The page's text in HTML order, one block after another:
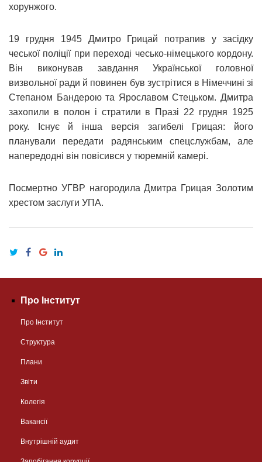
хорунжого.
19 грудня 1945 Дмитро Грицай потрапив у засідку
чеської поліції при переході чесько-німецького кордону.
Він виконував завдання Української головної
визвольної ради й повинен був зустрітися в Німеччині зі
Степаном Бандерою та Ярославом Стецьком. Дмитра
захопили в полон і стратили в Празі 22 грудня 1925
року. Існує й інша версія загибелі Грицая: його
планували передати радянським спецслужбам, але
напередодні він повісився у тюремній камері.
Посмертно УГВР нагородила Дмитра Грицая Золотим
хрестом заслуги УПА.
Про Інститут
Про Інститут
Структура
Плани
Звіти
Колегія
Вакансії
Внутрішній аудит